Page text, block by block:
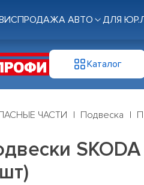
ПРОДАЖА АВТО ДЛЯ
Каталог
ЧАСТИ Подвеска